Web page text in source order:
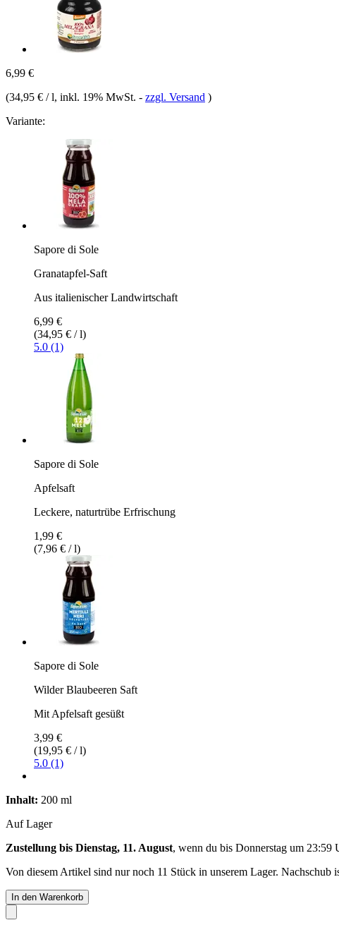
6,99 €
(34,95 € / l, inkl. 19% MwSt. - zzgl. Versand )
Variante:
Sapore di Sole
Granatapfel-Saft
Aus italienischer Landwirtschaft
6,99 €
(34,95 € / l)
5.0 (1)
Sapore di Sole
Apfelsaft
Leckere, naturtrübe Erfrischung
1,99 €
(7,96 € / l)
Sapore di Sole
Wilder Blaubeeren Saft
Mit Apfelsaft gesüßt
3,99 €
(19,95 € / l)
5.0 (1)
Inhalt: 200 ml
Auf Lager
Zustellung bis Dienstag, 11. August, wenn du bis Donnerstag um 23:59
Von diesem Artikel sind nur noch 11 Stück in unserem Lager.
In den Warenkorb